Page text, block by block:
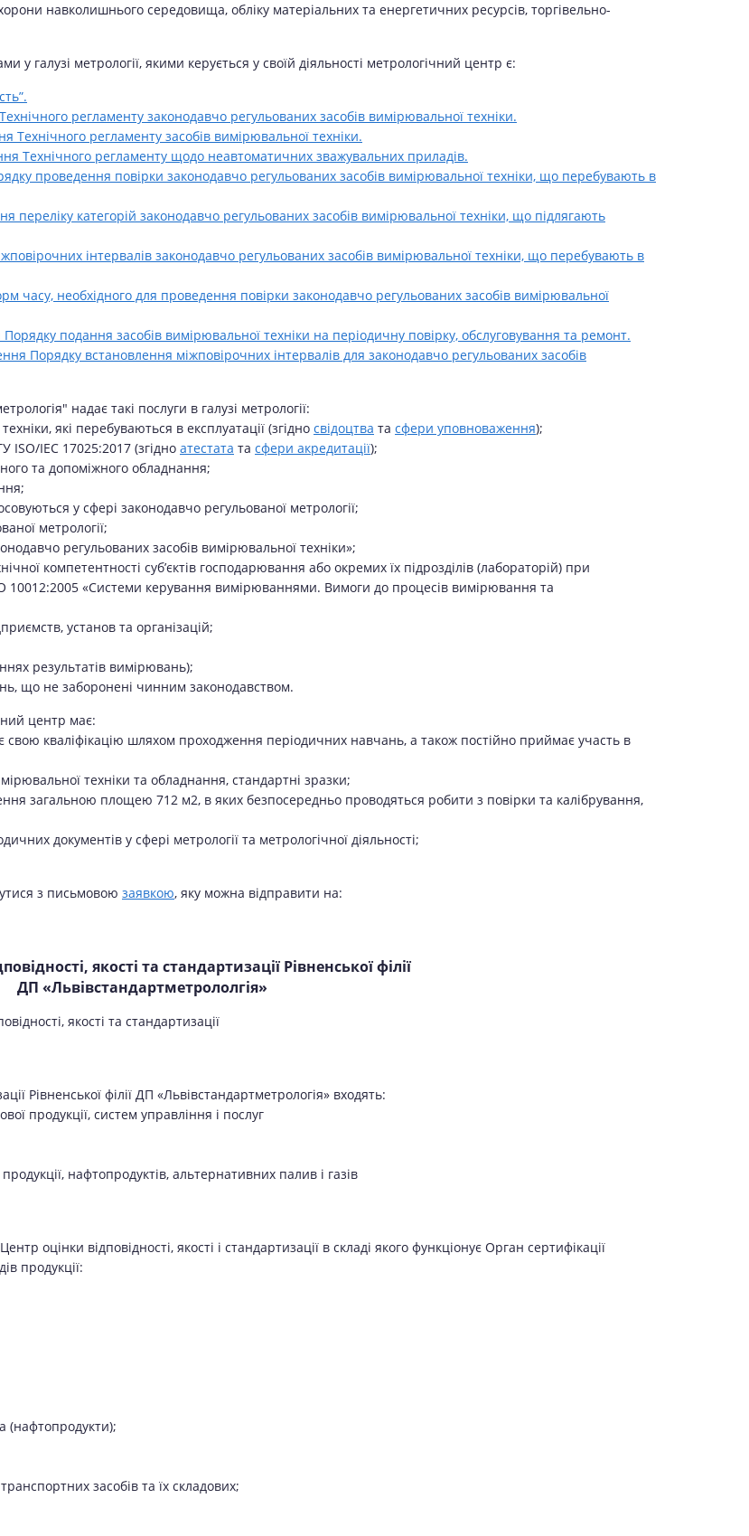
навколишнього середовища, обліку матеріальних та енергетичних ресурсів, торгівельно-
метрології, якими керується у своїй діяльності метрологічний центр є:
регламенту законодавчо регульованих засобів вимірювальної техніки.
регламенту засобів вимірювальної техніки.
Технічного регламенту щодо неавтоматичних зважувальних приладів.
проведення повірки законодавчо регульованих засобів вимірювальної техніки, що перебувають в
категорій законодавчо регульованих засобів вимірювальної техніки, що підлягають
інтервалів законодавчо регульованих засобів вимірювальної техніки, що перебувають в
необхідного для проведення повірки законодавчо регульованих засобів вимірювальної
подання засобів вимірювальної техніки на періодичну повірку, обслуговування та ремонт.
Порядку встановлення міжповірочних інтервалів для законодавчо регульованих засобів
надає такі послуги в галузі метрології:
які перебуваються в експлуатації (згідно свідоцтва та сфери уповноваження);
ISO/IEC 17025:2017 (згідно атестата та сфери акредитації);
та допоміжного обладнання;
у сфері законодавчо регульованої метрології;
метрології;
регульованих засобів вимірювальної техніки»;
компетентності суб’єктів господарювання або окремих їх підрозділів (лабораторій) при
10012:2005 «Системи керування вимірюваннями. Вимоги до процесів вимірювання та
установ та організацій;
результатів вимірювань);
що не заборонені чинним законодавством.
центр має:
свою кваліфікацію шляхом проходження періодичних навчань, а також постійно приймає участь в
техніки та обладнання, стандартні зразки;
загальною площею 712 м2, в яких безпосередньо проводяться робити з повірки та калібрування,
документів у сфері метрології та метрологічної діяльності;
з письмовою заявкою, яку можна відправити на:
якості та стандартизації Рівненської філії
ДП «Львівстандартметрололгія»
якості та стандартизації
Рівненської філії ДП «Львівстандартметрологія» входять:
продукції, систем управління і послуг
нафтопродуктів, альтернативних палив і газів
оцінки відповідності, якості і стандартизації в складі якого функціонує Орган сертифікації
продукції:
(нафтопродукти);
засобів та їх складових;